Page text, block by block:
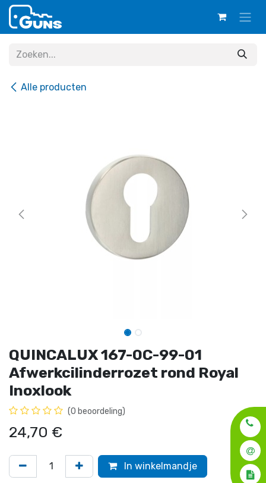
Overslaan naar inhoud
Alle producten
QUINCALUX 167-0C-99-01
Afwerkcilinderrozet rond Royal
Inoxlook
(0 beoordeling)
24,70 €
In winkelmandje